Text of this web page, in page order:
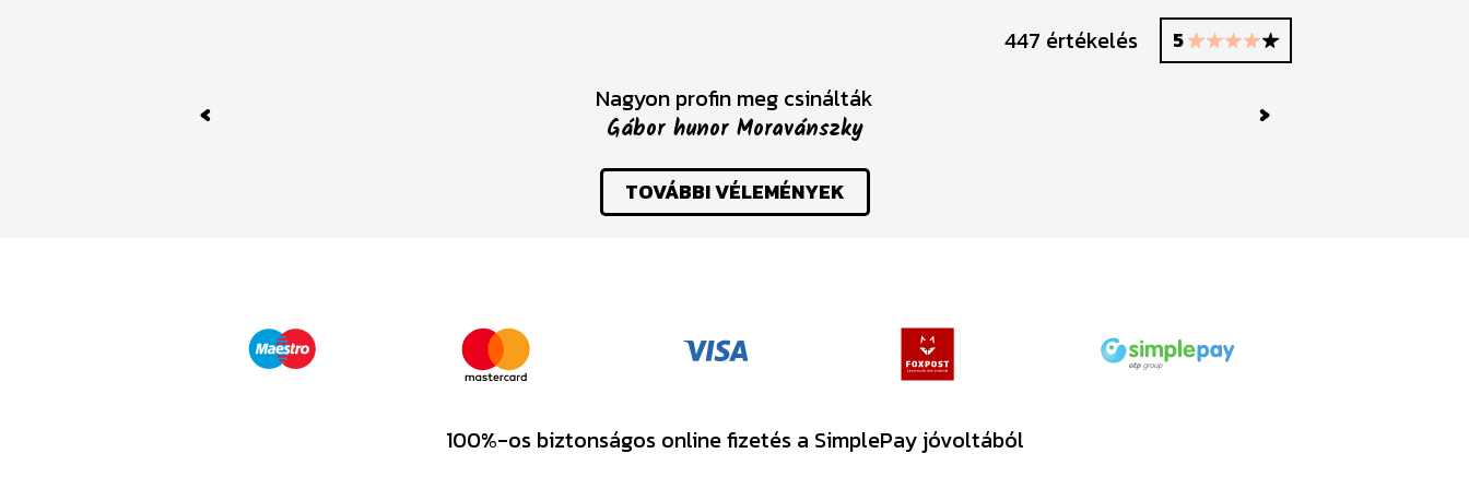
447 értékelés 5
Nagyon profin meg csinálták
Gábor hunor Moravánszky
Previous Next
TOVÁBBI VÉLEMÉNYEK
100%-os biztonságos online fizetés a SimplePay jóvoltából